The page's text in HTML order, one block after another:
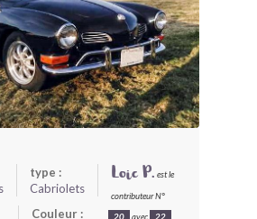
COMMENT FONCTIONNE BLV ?
type :
Cabriolets
Couleur :
Loic P. est le
contributeur N°
20 avec 22